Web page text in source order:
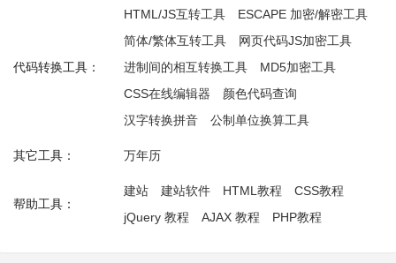
代码转换工具：
HTML/JS互转工具
ESCAPE 加密/解密工具
简体/繁体互转工具
网页代码JS加密工具
进制间的相互转换工具
MD5加密工具
CSS在线编辑器
颜色代码查询
汉字转换拼音
公制单位换算工具
其它工具： 万年历
帮助工具：
建站 建站软件 HTML教程
CSS教程
jQuery 教程
AJAX 教程 PHP教程